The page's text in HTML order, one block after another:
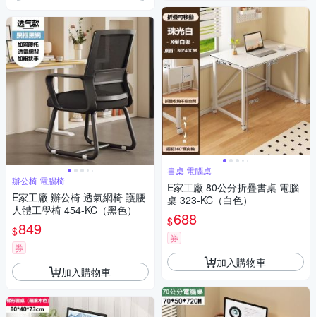
辦公椅 電腦椅
E家工廠 辦公椅 透氣網椅 護腰
人體工學椅 454-KC（黑色）
$849
券
加入購物車
書桌 電腦桌
E家工廠 80公分折疊書桌 電腦
桌 323-KC（白色）
$688
券
加入購物車